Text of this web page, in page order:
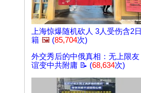
上海惊爆随机砍人 3人受伤含2日
籍 🖼️ (85,704次)
外交秀后的中俄真相：无上限友
谊变中共附庸 📝 (68,634次)